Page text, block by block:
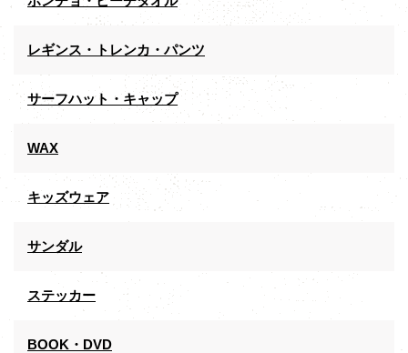
レギンス・トレンカ・パンツ
サーフハット・キャップ
WAX
キッズウェア
サンダル
ステッカー
BOOK・DVD